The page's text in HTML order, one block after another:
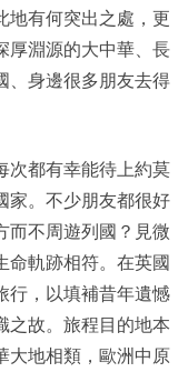
地有何突出之處，更
厚淵源的大中華、長
、身邊很多朋友去得
次都有幸能待上約莫
家。不少朋友都很好
而不周遊列國？見微
命軌跡相符。在英國
行，以填補昔年遺憾
故。旅程目的地本
大地相類，歐洲中原